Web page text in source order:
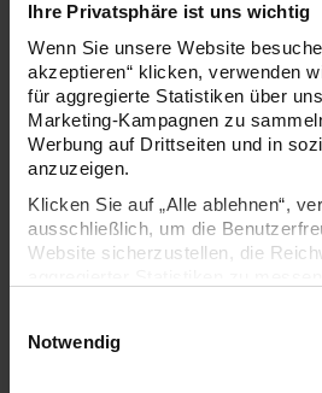
Ihre Privatsphäre ist uns wichtig
Wenn Sie unsere Website
akzeptieren“ klicken, verwenden
für aggregierte Statistiken über
Marketing-Kampagnen zu
Werbung auf Drittseiten und in
anzuzeigen.
Klicken Sie auf „Alle ablehnen“,
ausschließlich, um die
Website sicherzustellen, die
Ihre Einwilligung ist freiwillig und
Link „Cookie-Einstellungen“ im
Notwendig
loslegen. In wenigen Minuten
und weitere Adventsdekorationen
bestehen aus stabilem Papier mit
120 g/m² und sind dadurch
Fröbelsterne.
ideal zum Falten
40 Streifen aus Papier für 10